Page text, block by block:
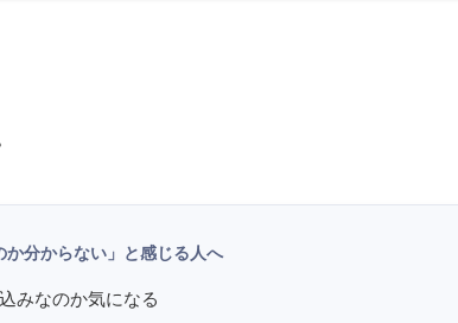
か分からない」と感じる人へ
みなのか気になる